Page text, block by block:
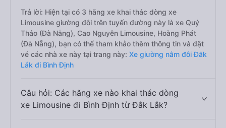
Trả lời: Hiện tại có 3 hãng xe khai thác dòng xe
Limousine giường đôi trên tuyến đường này là xe Quý
Thảo (Đà Nẵng), Cao Nguyên Limousine, Hoàng Phát
(Đà Nẵng), bạn có thể tham khảo thêm thông tin và đặt
vé các nhà xe này tại trang này: Xe giường nằm đôi Đắk
Lắk đi Bình Định
Câu hỏi: Các hãng xe nào khai thác dòng
xe Limousine đi Bình Định từ Đắk Lắk?